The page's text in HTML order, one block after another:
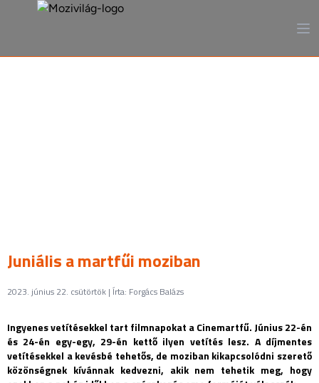
Juniális a martfűi moziban
2023. június 22. csütörtök | Írta: Forgács Balázs
Ingyenes vetítésekkel tart filmnapokat a Cinemartfű. Június 22-én
és 24-én egy-egy, 29-én kettő ilyen vetítés lesz. A díjmentes
vetítésekkel a kevésbé tehetős, de moziban kikapcsolódni szerető
közönségnek kívánnak kedvezni, akik nem tehetik meg, hogy